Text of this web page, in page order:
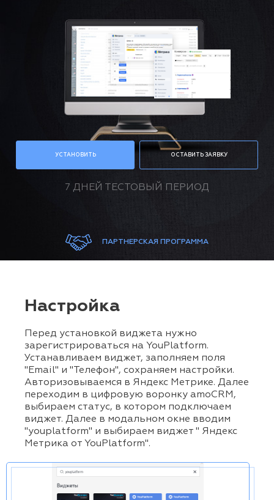
УСТАНОВИТЬ ОСТАВИТЬ ЗАЯВКУ
7 ДНЕЙ ТЕСТОВЫЙ ПЕРИОД
ПАРТНЕРСКАЯ ПРОГРАММА
Настройка
Перед установкой виджета нужно
зарегистрироваться на YouPlatform.
Устанавливаем виджет, заполняем поля
"Email" и "Телефон", сохраняем настройки.
Авторизовываемся в Яндекс Метрике. Далее
переходим в цифровую воронку amoCRM,
выбираем статус, в котором подключаем
виджет. Далее в модальном окне вводим
"youplatform" и выбираем виджет " Яндекс
Метрика от YouPlatform".